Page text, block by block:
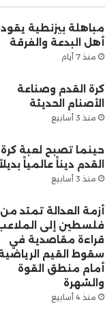
مباهلة بيزنطية
أهل البدعة والفرقة
منذ 7 أيام
كرة القدم وصناعة
الأصنام الحديثة
منذ 3 أسابيع
حينما تصبح لعبة كرة
القدم ديناً عالمياً بديلاً
منذ 3 أسابيع
أزمة العدالة تمتد من
فلسطين إلى
قراءة مقاصدية في
سقوط القيم
أمام منطق القوة
والشهرة
منذ 4 أسابيع